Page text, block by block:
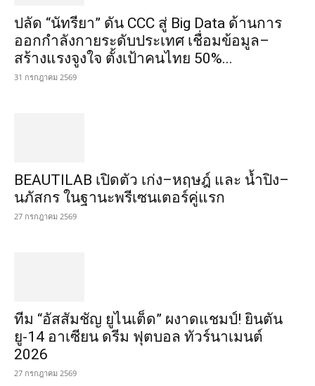
ปลัด “นัทรียา” ดัน CCC สู่ Big Data ด้านการ
ออกกำลังกายระดับประเทศ เชื่อมข้อมูล–
สร้างแรงจูงใจ ตั้งเป้าคนไทย 50%...
31 กรกฎาคม 2569
BEAUTILAB เปิดตัว เก่ง–หฤษฎ์ และ น้ำปิง–
นภัสกร ในฐานะพรีเซนเตอร์คู่แรก
27 กรกฎาคม 2569
ทีม “อัสสัมชัญ ยูไนเต็ด” ผงาดแชมป์! ยินตัน
ยู-14 อาเซียน ดรีม ฟุตบอล ทัวร์นาเมนต์
2026
27 กรกฎาคม 2569